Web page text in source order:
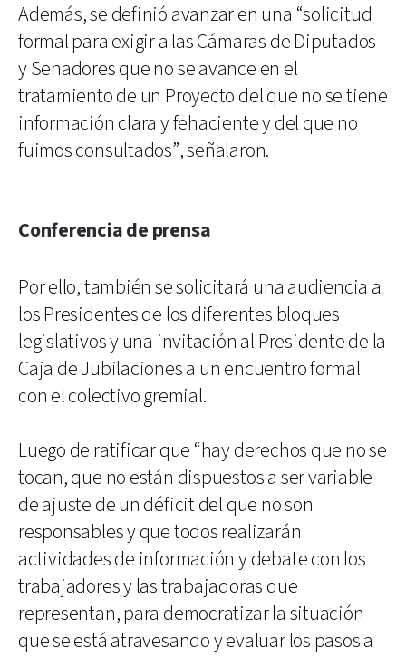
Además, se definió avanzar en una “solicitud
formal para exigir a las Cámaras de Diputados
y Senadores que no se avance en el
tratamiento de un Proyecto del que no se tiene
información clara y fehaciente y del que no
fuimos consultados”, señalaron.
Conferencia de prensa
Por ello, también se solicitará una audiencia a
los Presidentes de los diferentes bloques
legislativos y una invitación al Presidente de la
Caja de Jubilaciones a un encuentro formal
con el colectivo gremial.
Luego de ratificar que “hay derechos que no se
tocan, que no están dispuestos a ser variable
de ajuste de un déficit del que no son
responsables y que todos realizarán
actividades de información y debate con los
trabajadores y las trabajadoras que
representan, para democratizar la situación
que se está atravesando y evaluar los pasos a